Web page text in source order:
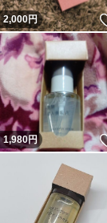
2,000円
1,980円